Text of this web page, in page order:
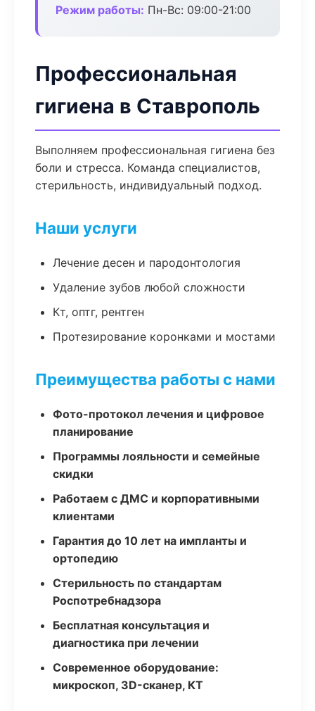
Режим работы: Пн-Вс: 09:00-21:00
Профессиональная
гигиена в Ставрополь
Выполняем профессиональная гигиена без
боли и стресса. Команда специалистов,
стерильность, индивидуальный подход.
Наши услуги
Лечение десен и пародонтология
Удаление зубов любой сложности
Кт, оптг, рентген
Протезирование коронками и мостами
Преимущества работы с нами
Фото-протокол лечения и цифровое
планирование
Программы лояльности и семейные
скидки
Работаем с ДМС и корпоративными
клиентами
Гарантия до 10 лет на импланты и
ортопедию
Стерильность по стандартам
Роспотребнадзора
Бесплатная консультация и
диагностика при лечении
Современное оборудование:
микроскоп, 3D-сканер, КТ